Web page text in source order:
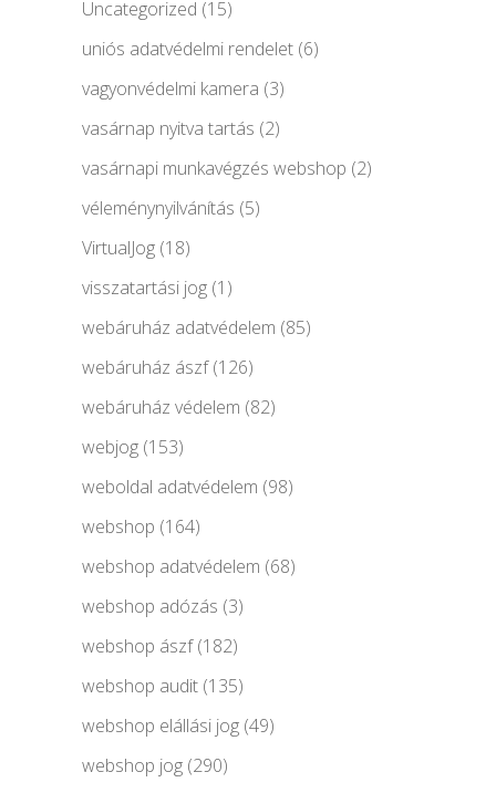
Uncategorized (15)
uniós adatvédelmi rendelet (6)
vagyonvédelmi kamera (3)
vasárnap nyitva tartás (2)
vasárnapi munkavégzés webshop (2)
véleménynyilvánítás (5)
VirtualJog (18)
visszatartási jog (1)
webáruház adatvédelem (85)
webáruház ászf(126)
webáruház védelem (82)
webjog (153)
weboldal adatvédelem (98)
webshop (164)
webshop adatvédelem (68)
webshop adózás (3)
webshop ászf(182)
webshop audit (135)
webshop elállási jog (49)
webshop jog (290)